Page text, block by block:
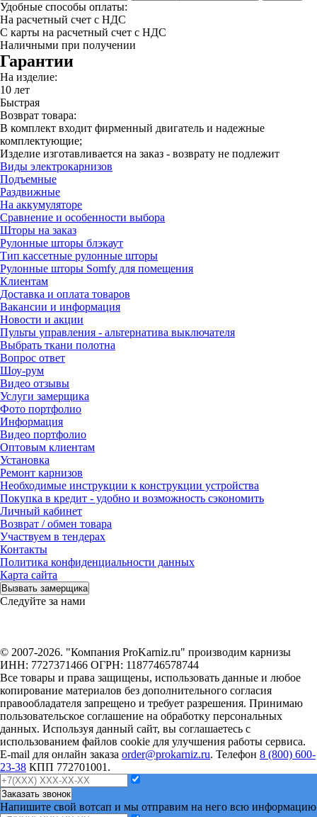
Удобные способы оплаты:
На расчетный счет с НДС
С карты на расчетный счет с НДС
Наличными при получении
Гарантии
На изделие:
10 лет
Быстрая
Возврат товара:
В комплект входит фирменный двигатель и надежные
комплектующие;
Изделие изготавливается на заказ - возврату не подлежит
Виды электрокарнизов
Подъемные
Раздвижные
На аккумуляторе
Сравнение и особенности выбора
Шторы на заказ
Рулонные шторы блэкаут
Тип кассетные рулонные шторы
Рулонные шторы Somfy для помещения
Клиентам
Доставка и оплата товаров
Вакансии и информация
Новости и акции
Пульты управления - альтернатива выключателя
Выбрать ткани полотна
Вопрос ответ
Шоу-рум
Видео отзывы
Услуги замерщика
Фото портфолио
Информация
Видео портфолио
Оптовым клиентам
Установка
Ремонт карнизов
Необходимые инструкции к конструкции устройства
Покупка в кредит - удобно и возможность сэкономить
Личный кабинет
Возврат / обмен товара
Участвуем в тендерах
Контакты
Политика конфиденциальности данных
Карта сайта
Вызвать замерщика
Следуйте за нами
© 2007-2026. "Компания ProKarniz.ru" производим карнизы
ИНН: 7727371466 ОГРН: 1187746578744
Все товары и права защищены, использовать данные и любое
копирование материалов без дополнительного согласия
правообладателя запрещено и требует разрешения. Принимаю
пользовательское соглашение на обработку персональных
данных. Используя данный сайт, вы соглашаетесь с
использованием файлов cookie для улучшения работы сервиса.
E-mail для онлайн заказа order@prokarniz.ru. Телефон 8 (800) 600-
23-38 КПП 772701001.
Заказать звонок
Напишите свой вотсап и мы отправим на него всю информацию